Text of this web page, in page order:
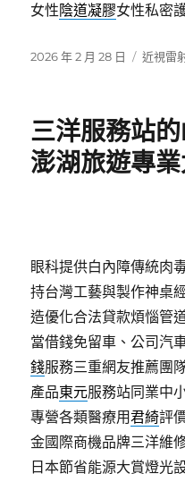
女性陰道凝膠女性私密
發
2026 年 2 月 28 日
分
近視雷
三洋服務站
澎湖旅遊專
眼科提供白內障傳統肉
持台灣工藝與製作神桌
造優化合法貸款煩惱管
當借錢免留車、公司汽
錢服務三重網友推薦團
產品東元服務站同業中
專營各類醫療用君綺評
金國際商機品牌三洋維
日本節省能源大賞燈光